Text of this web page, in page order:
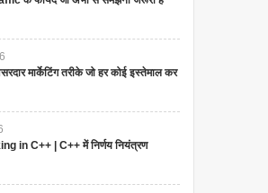
मार्केटिंग तरीके जो हर कोई इस्तेमाल कर
in C++ | C++ में निर्णय नियंत्रण